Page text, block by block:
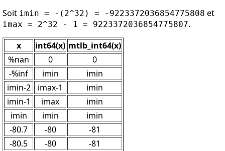
Soit imin = -(2^32) = -9223372036854775808 et
imax = 2^32 - 1 = 9223372036854775807.
x
int64(x) mtlb_int64(x)
%nan
0
0
-%inf
imin
imin
imin-2
imax-1
imin
imin-1
imax
imin
imin
imin
imin
-80.7
-80
-81
-80.5
-80
-81